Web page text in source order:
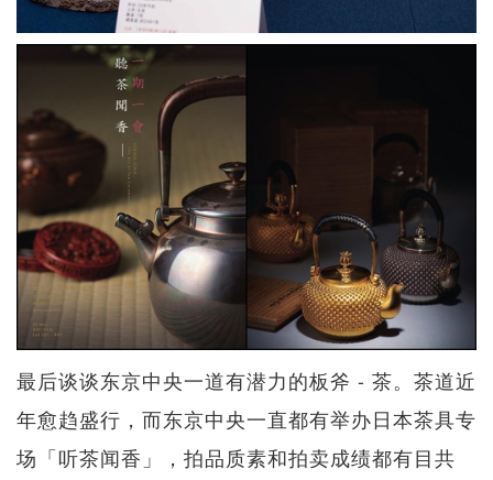
最后谈谈东京中央一道有潜力的板斧 - 茶。茶道近
年愈趋盛行，而东京中央一直都有举办日本茶具专
场「听茶闻香」，拍品质素和拍卖成绩都有目共